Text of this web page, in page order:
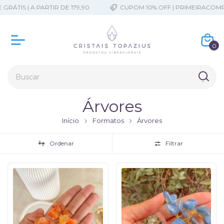
| A PARTIR DE 179,90 CUPOM 10% OFF |
0
Árvores
Início Formatos Árvores
Ordenar Filtrar